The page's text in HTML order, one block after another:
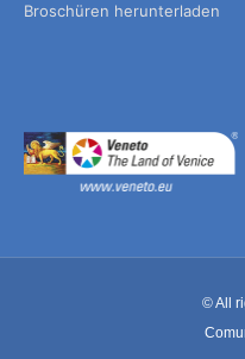
Broschüren herunterladen
© All